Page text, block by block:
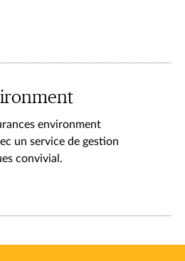
environment
un service de gestion
convivial.